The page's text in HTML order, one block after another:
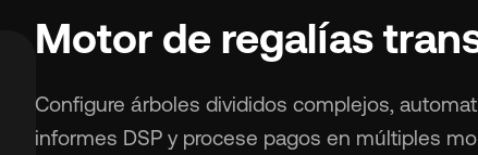
Motor de regalías
Configure árboles divididos complejos,
informes DSP y procese pagos en múltiples